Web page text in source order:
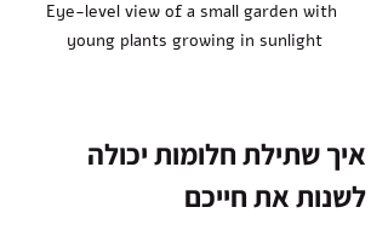
Eye-level view of a small garden with
young plants growing in sunlight
איך שתילת חלומות יכולה
לשנות את חייכם